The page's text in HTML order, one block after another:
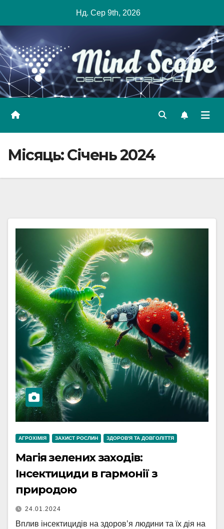
content
Нд. Сер 9th, 2026
Місяць:Січень 2024
АГРОХІМІЯ ЗАХИСТ РОСЛИН ЗДОРОВ'Я ТА ДОВГОЛІТТЯ
Магія зелених заходів:
Інсектициди в гармонії з
природою
24.01.2024
Вплив інсектицидів на здоров’я людини та їх дія на